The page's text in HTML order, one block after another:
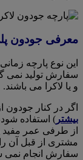
معرفی جودون
این نوع پارچه
سفارش تولید نمی
و یا لاکرا می باشند.
اگر در کنار جودون
بیشتر ) استفاده
از طرفی عمر مفید
مشتری از قبل آن
سفارش انجام نمی